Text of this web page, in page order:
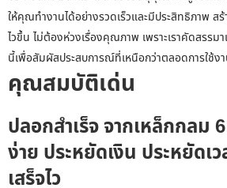
ให้คุณทำงานได้อย่างรวดเร็วและมีประสิทธิภาพ ส
ไวขึ้น ไม่ต้องห่วงเรื่องคุณภาพ เพราะเราคัดสรรม
นี้เพื่อสัมผัสประสบการณ์ที่เหนือกว่าตลอดการใช้ง
คุณสมบัติเด่น
ปลอกสำเร็จ จากเหล็กกลม
ง่าย ประหยัดเงิน ประหยัดเว
เสร็จไว